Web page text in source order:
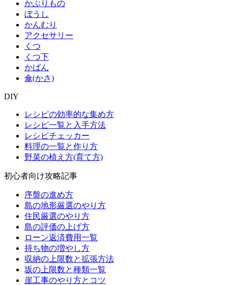
かぶりもの
ぼうし
かんむり
アクセサリー
くつ
くつ下
かばん
傘(かさ)
DIY
レシピの効率的な集め方
レシピ一覧と入手方法
レシピチェッカー
料理の一覧と作り方
野菜の植え方(育て方)
初心者向け攻略記事
序盤の進め方
島の地形厳選のやり方
住民厳選のやり方
島の評価の上げ方
ローン返済費用一覧
持ち物の増やし方
収納の上限数と拡張方法
坂の上限数と種類一覧
崖工事のやり方とコツ